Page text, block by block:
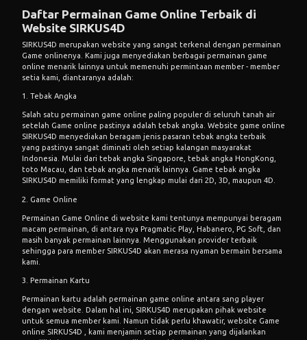
Daftar Permainan Game Online Terbaik di
Website SIRKUS4D
SIRKUS4D merupakan website yang sangat terkenal dengan permainan
Game onlinenya. Kami juga menyediakan berbagai permainan game
online menarik lainnya untuk memenuhi permintaan member - member
setia kami, diantaranya adalah:
1. Tebak Angka
Salah satu permainan game online paling populer di seluruh tanah air
setelah Game online pastinya adalah tebak angka. Website game online
SIRKUS4D menyediakan beragam jenis pasaran tebak angka terbaik
yang pastinya sangat diminati oleh setiap kalangan masyarakat
Indonesia. Mulai dari tebak angka Singapore, tebak angka HongKong,
toto Macau, dan tebak angka menarik lainnya. Game tebak angka
SIRKUS4D memiliki format yang lengkap mulai dari 2D, 3D, maupun 4D.
2. Game Online
Permainan Game Online di website kami tentunya mempunyai beragam
macam permainan, di antara nya Pragmatic Play, Habanero, PG Soft, dan
masih banyak permainan lainnya. Menggunakan provider terbaik
sehingga para member SIRKUS4D akan merasa nyaman bermain bersama
kami.
3. Permainan Kartu
Permainan kartu adalah permainan game online antara sang player
dengan website. Dalam hal ini, SIRKUS4D merupakan pihak website
untuk semua member kami. Namun tidak perlu khawatir, website Game
online SIRKUS4D , kami menjamin setiap permainan yang dijalankan